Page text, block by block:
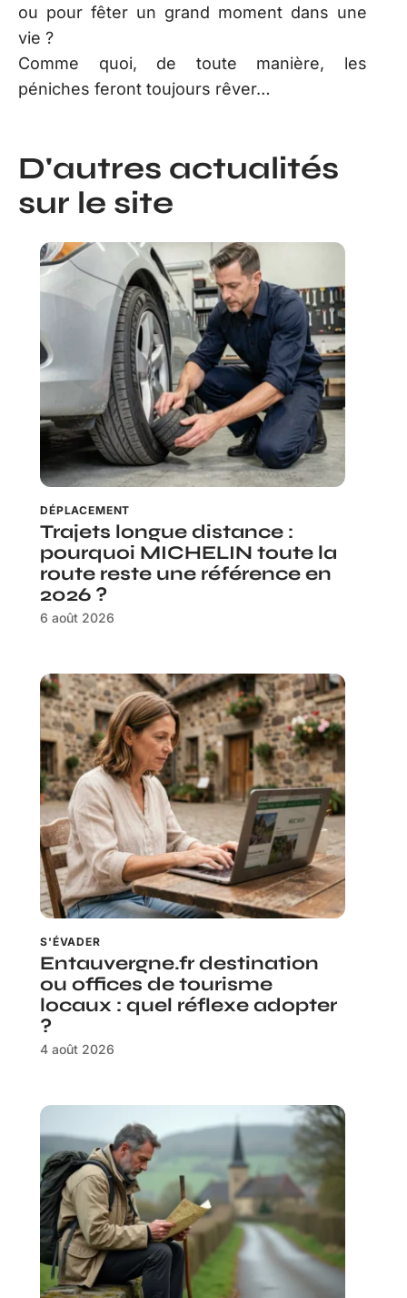
ou pour fêter un grand moment dans une
vie ?
Comme quoi, de toute manière, les
péniches feront toujours rêver…
D'autres actualités
sur le site
DÉPLACEMENT
Trajets longue distance :
pourquoi MICHELIN toute la
route reste une référence en
2026 ?
6 août 2026
S'ÉVADER
Entauvergne.fr destination
ou offices de tourisme
locaux : quel réflexe adopter
?
4 août 2026